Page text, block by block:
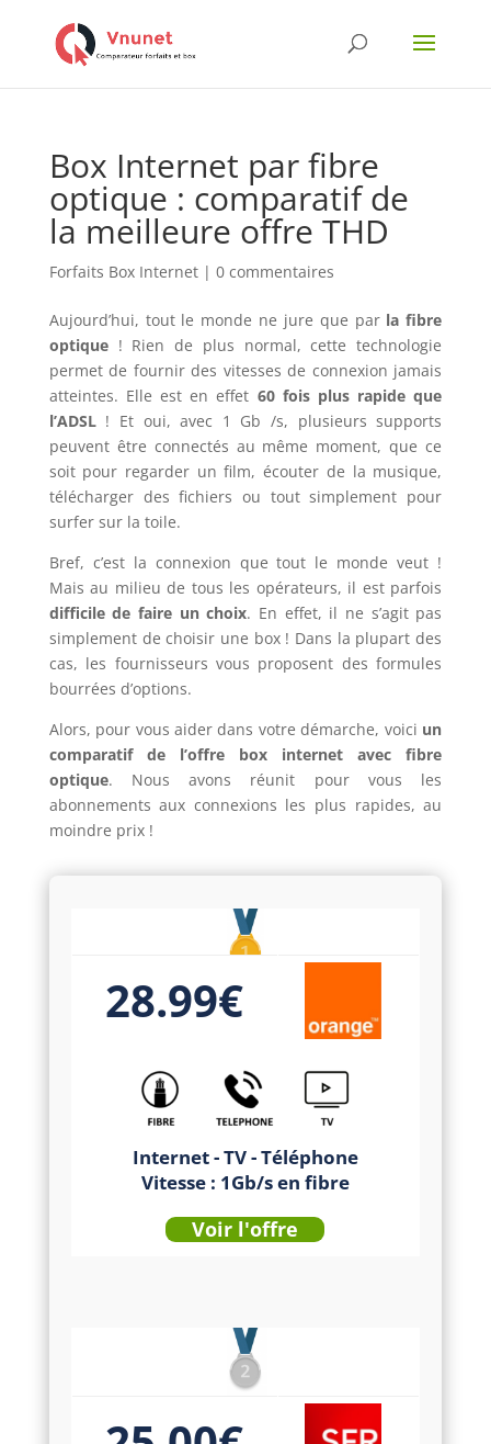
Box Internet par fibre
optique : comparatif de
la meilleure offre THD
Forfaits Box Internet| 0 commentaires
Aujourd’hui, tout le monde ne jure que parla fibre
optique! Rien de plus normal, cette technologie
permet de fournir des vitesses de connexion jamais
atteintes. Elle est en effet 60 fois plus rapide que
l’ADSL! Et oui, avec 1 Gb /s, plusieurs supports
peuvent être connectés au même moment, que ce
soit pour regarder un film, écouter de la musique,
télécharger des fichiers ou tout simplement pour
surfer sur la toile.
Bref, c’est la connexion que tout le monde veut !
Mais au milieu de tous les opérateurs, il est parfois
difficile de faire un choix. En effet, il ne s’agit pas
simplement de choisir une box ! Dans la plupart des
cas, les fournisseurs vous proposent des formules
bourrées d’options.
Alors, pour vous aider dans votre démarche, voici un
comparatif de l’offre box internet avec fibre
optique. Nous avons réunit pour vous les
abonnements aux connexions les plus rapides, au
moindre prix !
28.99€
Internet - TV - Téléphone
Vitesse : 1Gb/s en fibre
Voir l'offre